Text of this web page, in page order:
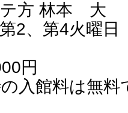
テ方 林本 大
第2、第4火曜
円
の入館料は無料